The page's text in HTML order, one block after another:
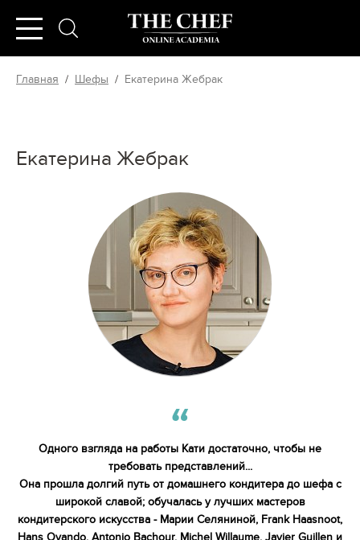
Главная / Шефы / Екатерина Жебрак
Екатерина Жебрак
Одного взгляда на работы Кати достаточно, чтобы не
требовать представлений...
Она прошла долгий путь от домашнего кондитера до шефа с
широкой славой; обучалась у лучших мастеров
кондитерского искусства - Марии Селяниной, Frank Haasnoot,
Hans Ovando, Antonio Bachour, Michel Willaume, Javier Guillen и